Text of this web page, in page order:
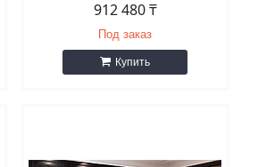
912 480 ₸
Под заказ
Купить